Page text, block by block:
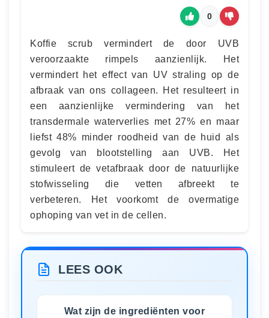
0
Koffie scrub vermindert de door UVB
veroorzaakte rimpels aanzienlijk. Het
vermindert het effect van UV straling op de
afbraak van ons collageen. Het resulteert in
een aanzienlijke vermindering van het
transdermale waterverlies met 27% en maar
liefst 48% minder roodheid van de huid als
gevolg van blootstelling aan UVB. Het
stimuleert de vetafbraak door de natuurlijke
stofwisseling die vetten afbreekt te
verbeteren. Het voorkomt de overmatige
ophoping van vet in de cellen.
LEES OOK
Wat zijn de ingrediënten voor